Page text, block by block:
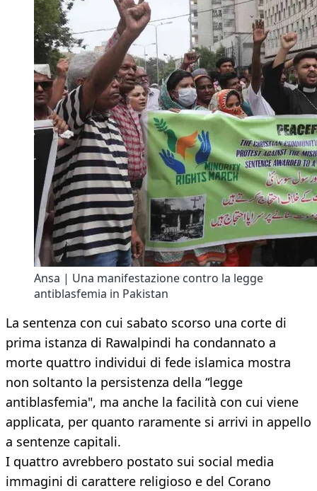
Ansa | Una manifestazione contro la legge
antiblasfemia in Pakistan
La sentenza con cui sabato scorso una corte di
prima istanza di Rawalpindi ha condannato a
morte quattro individui di fede islamica mostra
non soltanto la persistenza della “legge
antiblasfemia", ma anche la facilità con cui viene
applicata, per quanto raramente si arrivi in appello
a sentenze capitali.
I quattro avrebbero postato sui social media
immagini di carattere religioso e del Corano